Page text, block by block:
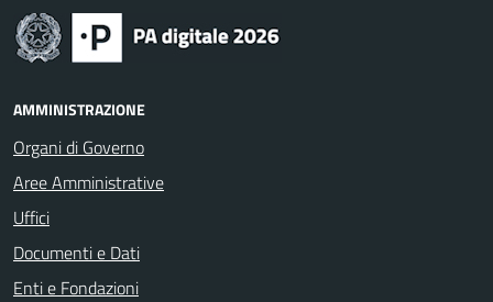
AMMINISTRAZIONE
Organi di Governo
Aree Amministrative
Uffici
Documenti e Dati
Enti e Fondazioni